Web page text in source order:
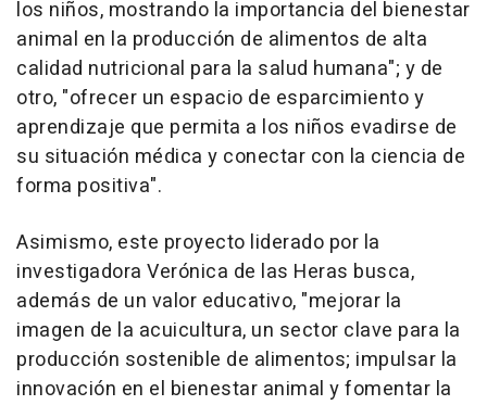
los niños, mostrando la importancia del bienestar
animal en la producción de alimentos de alta
calidad nutricional para la salud humana"; y de
otro, "ofrecer un espacio de esparcimiento y
aprendizaje que permita a los niños evadirse de
su situación médica y conectar con la ciencia de
forma positiva".
Asimismo, este proyecto liderado por la
investigadora Verónica de las Heras busca,
además de un valor educativo, "mejorar la
imagen de la acuicultura, un sector clave para la
producción sostenible de alimentos; impulsar la
innovación en el bienestar animal y fomentar la